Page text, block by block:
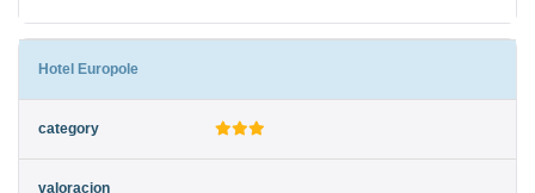
Hotel Europole